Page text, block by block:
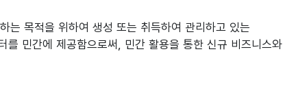
는 목적을 위하여 생성 또는 취득하여 관리하고 있는
민간에 제공함으로써, 민간 활용을 통한 신규 비즈니스와